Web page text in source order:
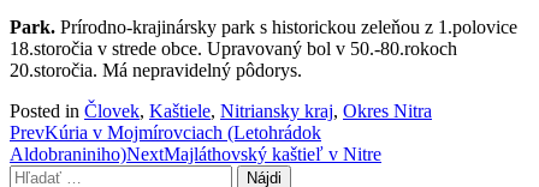
Park. Prírodno-krajinársky park s historickou zeleňou z 1.polovice
18.storočia v strede obce. Upravovaný bol v 50.-80.rokoch
20.storočia. Má nepravidelný pôdorys.
Posted in Človek, Kaštiele, Nitriansky kraj, Okres Nitra
Post
navigation
PrevKúria v Mojmírovciach (Letohrádok
Aldobraniniho)NextMajláthovský kaštieľ v Nitre
Hľadať: